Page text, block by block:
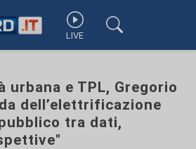
LIVE
urbana e TPL, Gregorio
dell’elettrificazione
tra dati,